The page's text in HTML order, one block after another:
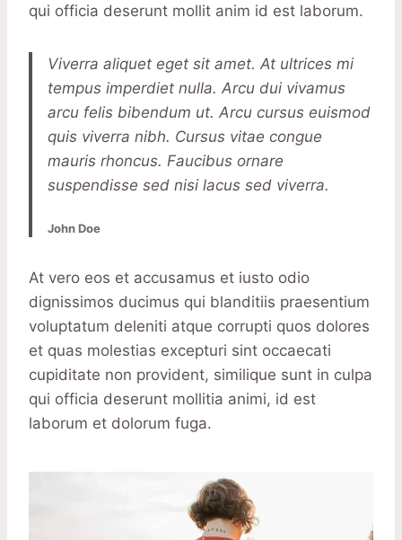
qui officia deserunt mollit anim id est laborum.
Viverra aliquet eget sit amet. At ultrices mi
tempus imperdiet nulla. Arcu dui vivamus
arcu felis bibendum ut. Arcu cursus euismod
quis viverra nibh. Cursus vitae congue
mauris rhoncus. Faucibus ornare
suspendisse sed nisi lacus sed viverra.
John Doe
At vero eos et accusamus et iusto odio
dignissimos ducimus qui blanditiis praesentium
voluptatum deleniti atque corrupti quos dolores
et quas molestias excepturi sint occaecati
cupiditate non provident, similique sunt in culpa
qui officia deserunt mollitia animi, id est
laborum et dolorum fuga.